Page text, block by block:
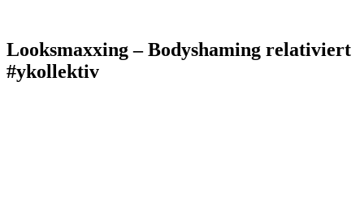
Looksmaxxing – Bodyshaming relativiert
#ykollektiv